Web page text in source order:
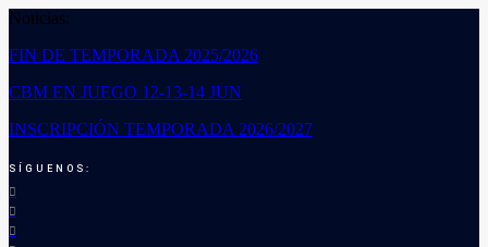
Noticias:
FIN DE TEMPORADA 2025/2026
CBM EN JUEGO 12-13-14 JUN
INSCRIPCIÓN TEMPORADA 2026/2027
SÍGUENOS: